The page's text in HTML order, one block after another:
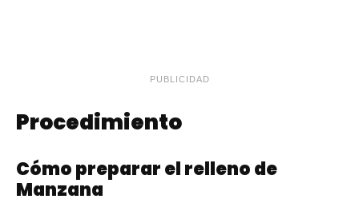
PUBLICIDAD
Procedimiento
Cómo preparar el relleno de
Manzana